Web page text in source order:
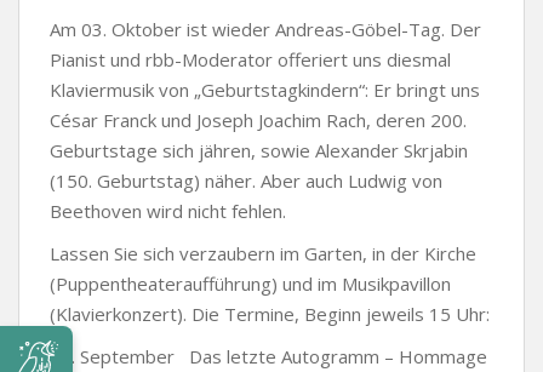
Am 03. Oktober ist wieder Andreas-Göbel-Tag. Der
Pianist und rbb-Moderator offeriert uns diesmal
Klaviermusik von „Geburtstagkindern“: Er bringt uns
César Franck und Joseph Joachim Rach, deren 200.
Geburtstage sich jähren, sowie Alexander Skrjabin
(150. Geburtstag) näher. Aber auch Ludwig von
Beethoven wird nicht fehlen.
Lassen Sie sich verzaubern im Garten, in der Kirche
(Puppentheateraufführung) und im Musikpavillon
(Klavierkonzert). Die Termine, Beginn jeweils 15 Uhr:
24. September Das letzte Autogramm – Hommage